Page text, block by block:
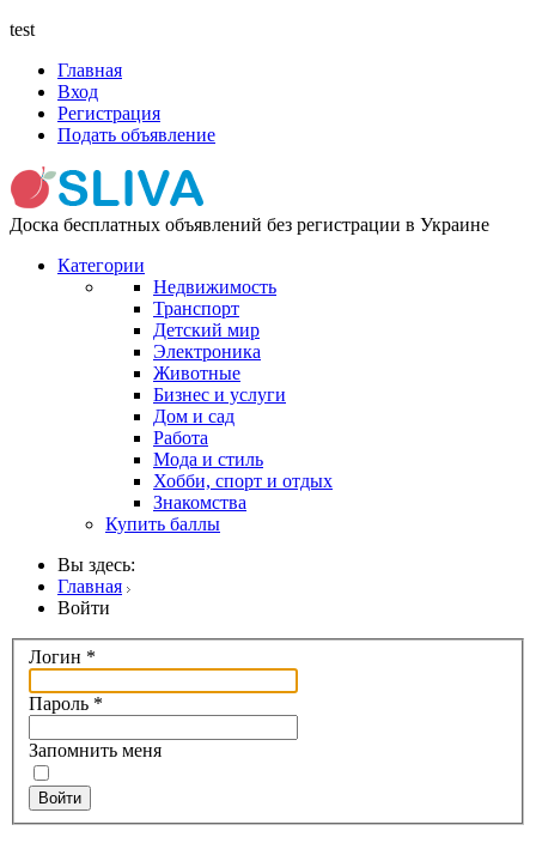
test
Главная
Вход
Регистрация
Подать объявление
Доска бесплатных объявлений без регистрации в Украине
Категории
Недвижимость
Транспорт
Детский мир
Электроника
Животные
Бизнес и услуги
Дом и сад
Работа
Мода и стиль
Хобби, спорт и отдых
Знакомства
Купить баллы
Вы здесь:
Главная
Войти
Логин *
Пароль *
Запомнить меня
Войти